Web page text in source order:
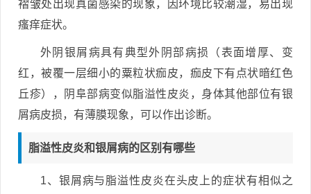
褶皱处出现真菌感染的现象，因环境比较潮湿，易出现
瘙痒症状。
外阴银屑病具有典型外阴部病损（表面增厚、变
红，被覆一层细小的粟粒状痂皮，痂皮下有点状暗红色
丘疹），阴阜部病变似脂溢性皮炎，身体其他部位有银
屑病皮损，有薄膜现象，可以作出诊断。
脂溢性皮炎和银屑病的区别有哪些
1、银屑病与脂溢性皮炎在头皮上的症状有相似之